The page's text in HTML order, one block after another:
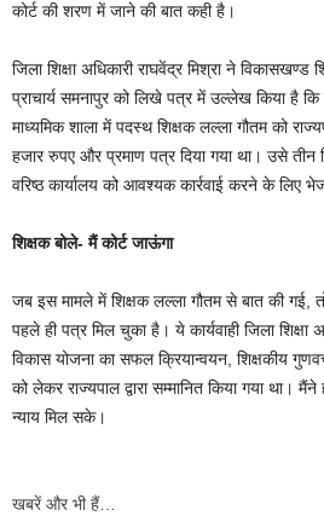
कोर्ट की शरण में जाने की बात कही है।
जिला शिक्षा अधिकारी राघवेंद्र मिश्रा ने
प्राचार्य समनापुर को लिखे पत्र में उल्लेख किया है
माध्यमिक शाला में पदस्थ शिक्षक लल्ला गौतम को
हजार रुपए और प्रमाण पत्र दिया गया था। उसे तीन
वरिष्ठ कार्यालय को आवश्यक कार्रवाई करने के लिए
शिक्षक बोले- मैं कोर्ट जाऊंगा
जब इस मामले में शिक्षक लल्ला गौतम से बात की गई,
पहले ही पत्र मिल चुका है। ये कार्यवाही जिला शिक्षा
विकास योजना का सफल क्रियान्वयन, शिक्षकीय
को लेकर राज्यपाल द्वारा सम्मानित किया गया था।
न्याय मिल सके।
खबरें और भी हैं…